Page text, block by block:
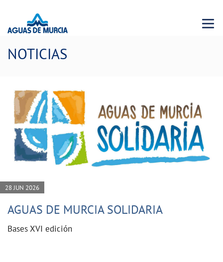
Menu
NOTICIAS
28 JUN 2026
AGUAS DE MURCIA SOLIDARIA
Bases XVI edición